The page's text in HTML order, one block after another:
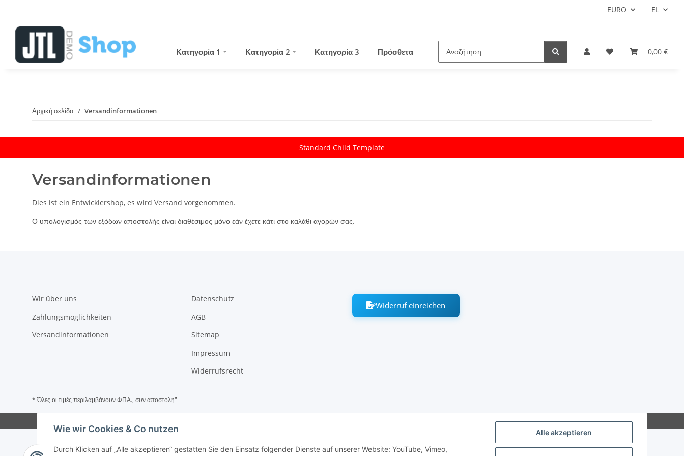
Alle akzeptieren
Wie wir Cookies & Co nutzen
Durch Klicken auf „Alle akzeptieren“ gestatten Sie den Einsatz folgender Dienste auf unserer Website: YouTube, Vimeo,
EURO EL
0,00 €
Κατηγορία 1 Κατηγορία 2 Κατηγορία 3 Πρόσθετα
Αρχική σελίδα Versandinformationen
Standard Child Template
Versandinformationen
Dies ist ein Entwicklershop, es wird Versand vorgenommen.
Ο υπολογισμός των εξόδων αποστολής είναι διαθέσιμος μόνο εάν έχετε κάτι στο καλάθι αγορών σας.
Wir über uns
Zahlungsmöglichkeiten
Versandinformationen
Datenschutz
AGB
Sitemap
Impressum
Widerrufsrecht
Widerruf einreichen
* Όλες οι τιμές περιλαμβάνουν ΦΠΑ., συναποστολή"